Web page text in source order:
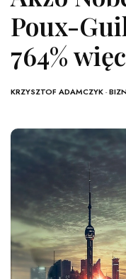
Poux-
764%
KRZYSZTOF ADAMCZYK-